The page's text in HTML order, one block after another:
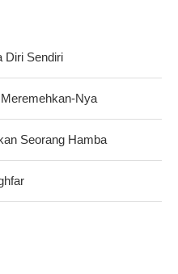
Diri Sendiri
Nya
Seorang Hamba